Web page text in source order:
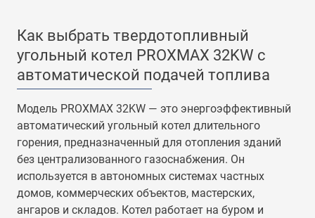
Как выбрать твердотопливный
угольный котел PROXMAX 32KW с
автоматической подачей топлива
Модель PROXMAX 32KW — это энергоэффективный
автоматический угольный котел длительного
горения, предназначенный для отопления зданий
без централизованного газоснабжения. Он
используется в автономных системах частных
домов, коммерческих объектов, мастерских,
ангаров и складов. Котел работает на буром и